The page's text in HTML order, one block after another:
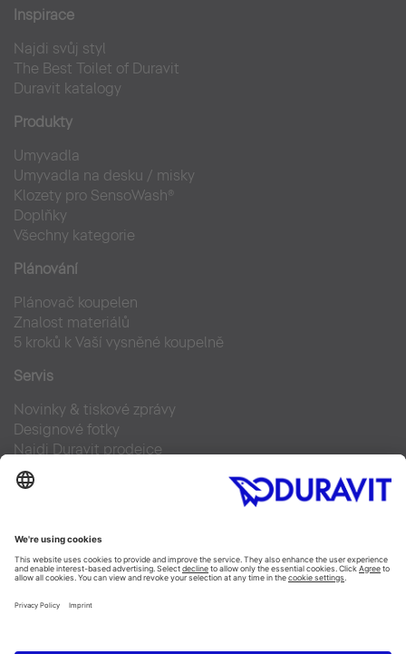
Inspirace
Najdi svůj styl
The Best Toilet of Duravit
Duravit katalogy
Produkty
Umyvadla
Umyvadla na desku / misky
Klozety pro SensoWash®
Doplňky
Všechny kategorie
Plánování
Plánovač koupelen
Znalost materiálů
5 kroků k Vaší vysněné koupelně
Servis
Novinky & tiskové zprávy
Designové fotky
Najdi Duravit prodejce
Často kladené otázky
Facebook
Instagram
Pinterest
Blog